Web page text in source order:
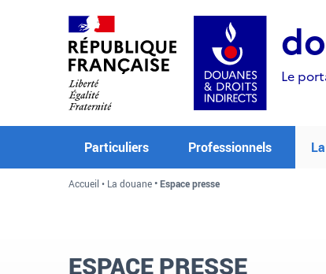
Le
Particuliers Professionnels
Accueil La douane Espace presse
ESPACE PRESSE